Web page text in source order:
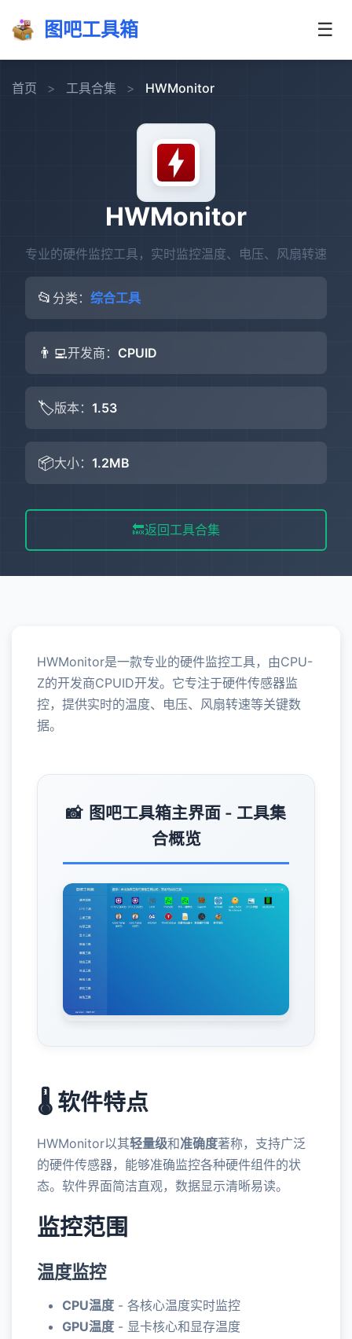
图吧工具箱 ☰
首页 > 工具合集 > HWMonitor
HWMonitor
专业的硬件监控工具，实时监控温度、电压、风扇转速
📂 分类： 综合工具
👨‍💻开发商： CPUID
🏷️版本： 1.53
📦大小： 1.2MB
🔙返回工具合集
HWMonitor是一款专业的硬件监控工具，由CPU-
Z的开发商CPUID开发。它专注于硬件传感器监
控，提供实时的温度、电压、风扇转速等关键数
据。
图吧工具箱主界面 - 工具集
合概览
🌡️ 软件特点
HWMonitor以其轻量级和准确度著称，支持广泛
的硬件传感器，能够准确监控各种硬件组件的状
态。软件界面简洁直观，数据显示清晰易读。
监控范围
温度监控
CPU温度 - 各核心温度实时监控
GPU温度 - 显卡核心和显存温度